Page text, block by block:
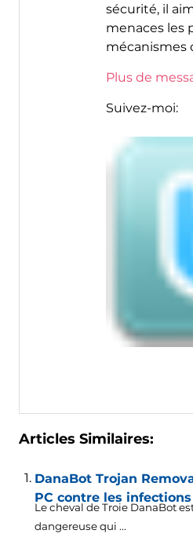
sécurité, il
menaces les
mécanismes
Plus de
Suivez-moi:
Articles Similaires:
DanaBot Trojan
PC contre les infections
Le cheval de Troie DanaBot
dangereuse qui ...